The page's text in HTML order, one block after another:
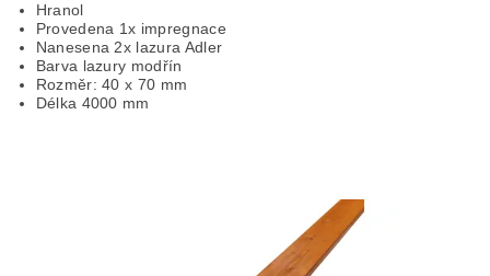
Hranol
Provedena 1x impregnace
Nanesena 2x lazura Adler
Barva lazury modřín
Rozměr: 40 x 70 mm
Délka 4000 mm